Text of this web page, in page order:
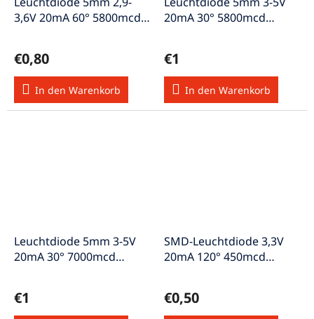
3,6V 20mA 60° 5800mcd
€0,80
In den Warenkorb
20mA 30° 5800mcd
€1
In den Warenkorb
Leuchtdiode 5mm 3-5V
20mA 30° 7000mcd
€1
SMD-Leuchtdiode 3,3V
20mA 120° 450mcd
€0,50